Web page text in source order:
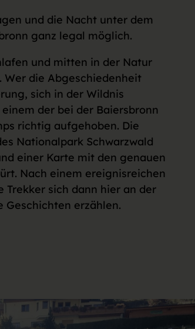
und die Nacht unter dem
ganz legal möglich.
und mitten in der Natur
die Abgeschiedenheit
sich in der Wildnis
der bei der Baiersbronn
richtig aufgehoben. Die
Nationalpark Schwarzwald
einer Karte mit den genauen
Nach einem ereignisreichen
Trekker sich dann hier an der
erzählen.